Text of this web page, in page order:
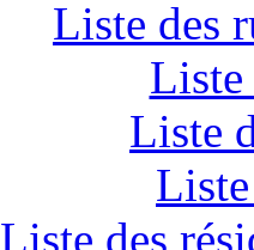
Liste des
Liste
Liste
Liste des